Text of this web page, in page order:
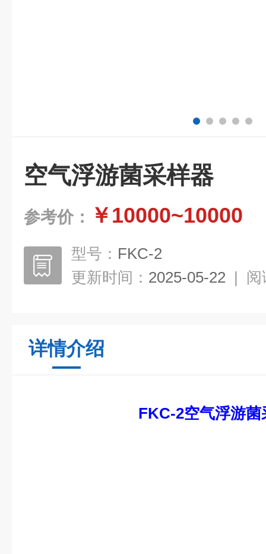
空气浮游菌采样器
参考价： ￥10000~10000
型号： FKC-2
更新时间： 2025-05-22 | 阅
详情介绍
FKC-2空气浮游菌